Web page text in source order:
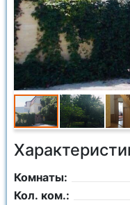
Комнаты:
Кол. ком.: